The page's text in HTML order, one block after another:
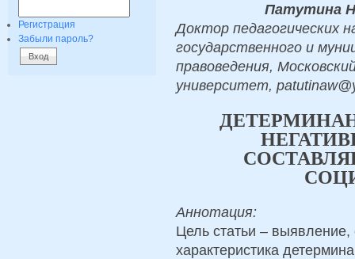
Регистрация
Забыли пароль?
Патутина
Доктор педагогических
государственного и
правоведения,
университет,
Аннотация:
Цель статьи –
характеристика